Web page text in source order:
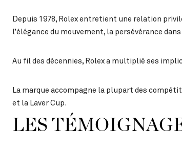
Depuis 1978, Rolex entretient une relation
l’élégance du mouvement, la persévérance
Au fil des décennies, Rolex a multiplié ses
La marque accompagne la plupart des
et la Laver Cup.
LES